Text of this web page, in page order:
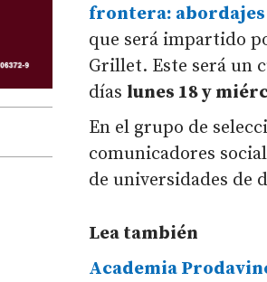
frontera:
que será impartido
Grillet. Este será un
días lunes 18 y
En el grupo de
comunicadores
de universidades de
Lea también
Academia